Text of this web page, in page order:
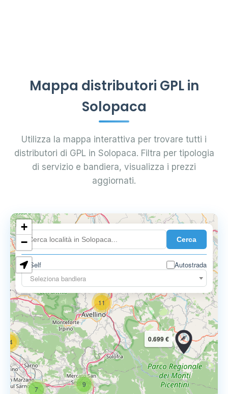
Mappa distributori GPL in
Solopaca
Utilizza la mappa interattiva per trovare tutti i
distributori di GPL in Solopaca. Filtra per tipologia
di servizio e bandiera, visualizza i prezzi
aggiornati.
Cerca
Self
Autostrada
Seleziona bandiera
7
9
14
11
0.699 €
0.699 €
+
−